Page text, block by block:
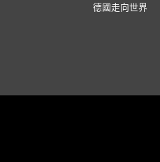
德國走向世界